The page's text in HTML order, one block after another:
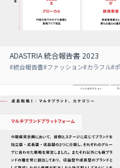
ADASTRIA 統合報告書 2023
#統合報告書#ファッション#カラフル#